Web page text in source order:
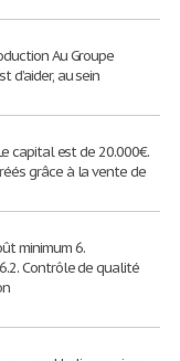
Au Groupe
d’aider, au sein
capital est de 20.000€.
grâce à la vente de
minimum 6.
Contrôle de qualité